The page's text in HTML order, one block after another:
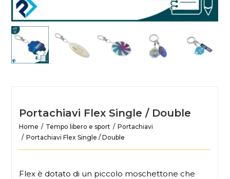
Portachiavi Flex Single / Double
Home Tempo libero e sport
Portachiavi
Portachiavi Flex Single / Double
Flex è dotato di un piccolo moschettone che